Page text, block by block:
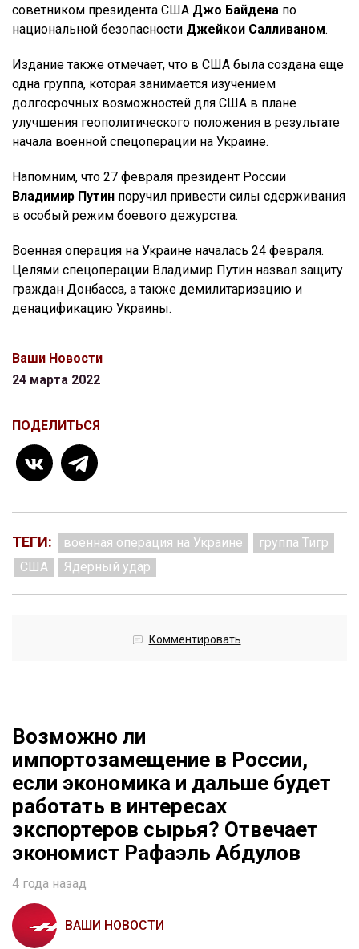
советником президента США Джо Байдена по
национальной безопасности Джейкои Салливаном.
Издание также отмечает, что в США была создана еще
одна группа, которая занимается изучением
долгосрочных возможностей для США в плане
улучшения геополитического положения в результате
начала военной спецоперации на Украине.
Напомним, что 27 февраля президент России
Владимир Путин поручил привести силы сдерживания
в особый режим боевого дежурства.
Военная операция на Украине началась 24 февраля.
Целями спецоперации Владимир Путин назвал защиту
граждан Донбасса, а также демилитаризацию и
денацификацию Украины.
Ваши Новости
24 марта 2022
ПОДЕЛИТЬСЯ
ТЕГИ: военная операция на Украине
группа Тигр
США
Ядерный удар
Комментировать
Возможно ли
импортозамещение в России,
если экономика и дальше будет
работать в интересах
экспортеров сырья? Отвечает
экономист Рафаэль Абдулов
4 года назад
ВАШИ НОВОСТИ